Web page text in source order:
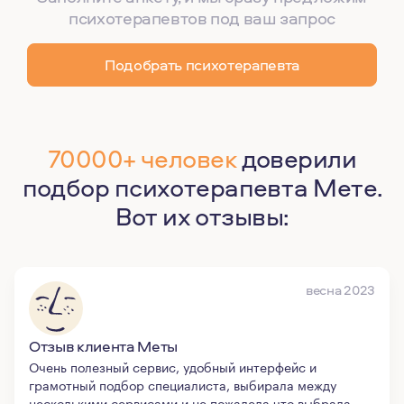
психотерапевтов под ваш запрос
Подобрать психотерапевта
70000+ человекдоверили
подбор психотерапевта Мете.
Вот их отзывы:
весна 2023
Отзыв клиента Меты
Очень полезный сервис, удобный интерфейс и
грамотный подбор специалиста, выбирала между